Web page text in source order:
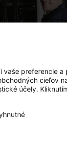
preferencie
cieľov
účely.